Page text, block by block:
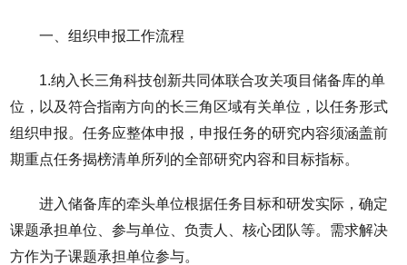
一、组织申报工作流程
1.纳入长三角科技创新共同体联合攻关项目储备库的单
位，以及符合指南方向的长三角区域有关单位，以任务形式
组织申报。任务应整体申报，申报任务的研究内容须涵盖前
期重点任务揭榜清单所列的全部研究内容和目标指标。
进入储备库的牵头单位根据任务目标和研发实际，确定
课题承担单位、参与单位、负责人、核心团队等。需求解决
方作为子课题承担单位参与。